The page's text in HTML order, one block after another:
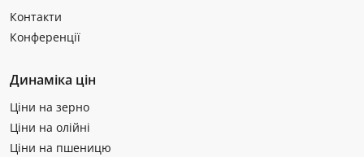
Контакти
Конференції
Динаміка цін
Ціни на зерно
Ціни на олійні
Ціни на пшеницю